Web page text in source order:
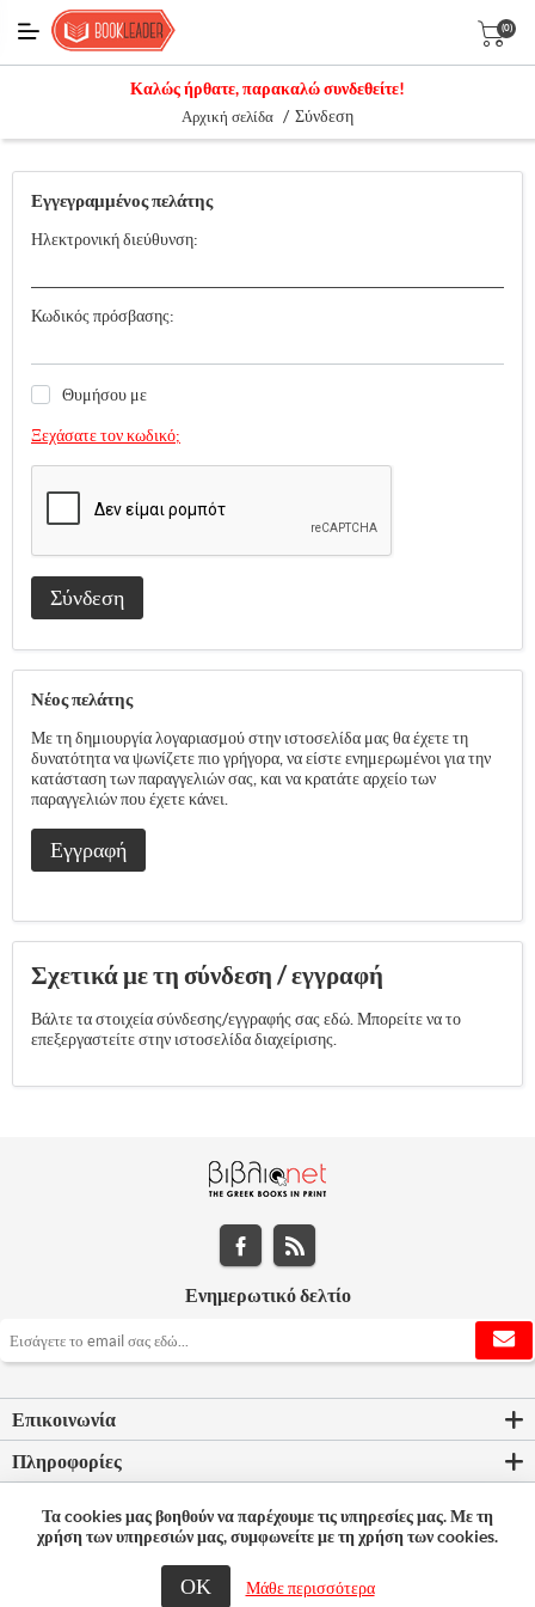
(0)
Καλώς ήρθατε, παρακαλώ συνδεθείτε!
Αρχική σελίδα / Σύνδεση
Εγγεγραμμένος πελάτης
Ηλεκτρονική διεύθυνση:
Κωδικός πρόσβασης:
Θυμήσου με
Ξεχάσατε τον κωδικό;
Σύνδεση
Νέος πελάτης
Με τη δημιουργία λογαριασμού στην ιστοσελίδα μας θα έχετε τη
δυνατότητα να ψωνίζετε πιο γρήγορα, να είστε ενημερωμένοι για την
κατάσταση των παραγγελιών σας, και να κρατάτε αρχείο των
παραγγελιών που έχετε κάνει.
Εγγραφή
Σχετικά με τη σύνδεση / εγγραφή
Βάλτε τα στοιχεία σύνδεσης/εγγραφής σας εδώ. Μπορείτε να το
επεξεργαστείτε στην ιστοσελίδα διαχείρισης.
Ενημερωτικό δελτίο
Επικοινωνία
Πληροφορίες
Ο λογαριασμός μου
© 2026 Bookleader
Τα cookies μας βοηθούν να παρέχουμε τις υπηρεσίες μας. Με τη
χρήση των υπηρεσιών μας, συμφωνείτε με τη χρήση των cookies.
ΟΚ Μάθε περισσότερα